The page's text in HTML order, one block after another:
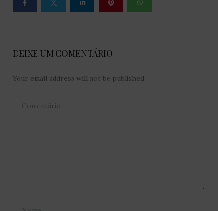
DEIXE UM COMENTÁRIO
Your email address will not be published.